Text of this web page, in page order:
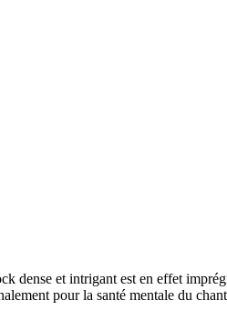
et intrigant est en effet
pour la santé mentale du